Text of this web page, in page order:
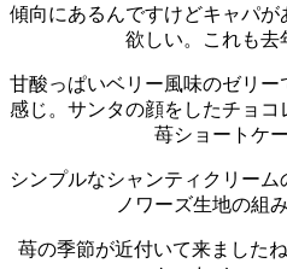
傾向にあるんですけどキャパ
欲しい。
これも去
甘酸っぱいベリー風味のゼリ
感じ。 サンタの顔をしたチョ
苺ショートケ
シンプルなシャンティクリー
ノワーズ生地の組
苺の季節が近付いて来ました